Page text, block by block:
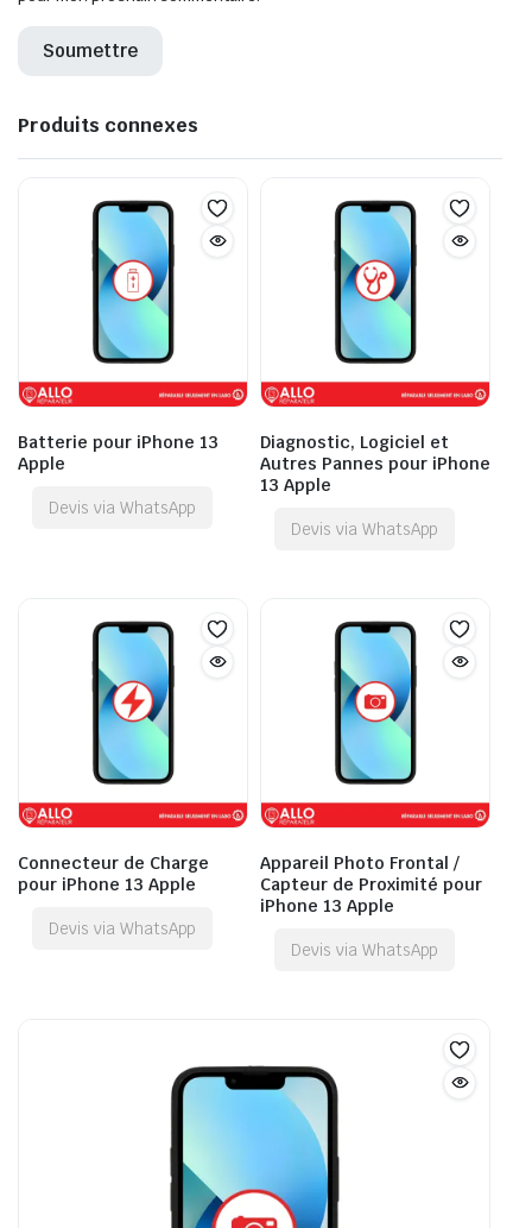
Produits connexes
Batterie pour iPhone 13
Apple
Devis via WhatsApp
Diagnostic, Logiciel et
Autres Pannes pour iPhone
13 Apple
Devis via WhatsApp
Connecteur de Charge
pour iPhone 13 Apple
Devis via WhatsApp
Appareil Photo Frontal /
Capteur de Proximité pour
iPhone 13 Apple
Devis via WhatsApp